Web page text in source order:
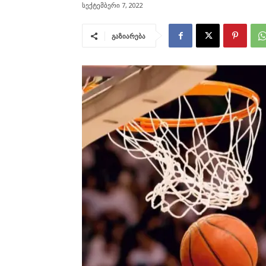
სექტემბერი 7, 2022
გაზიარება